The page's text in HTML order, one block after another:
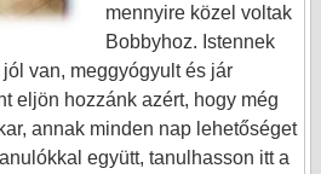
mennyire közel voltak
Bobbyhoz. Istennek
van, meggyógyult és jár
eljön hozzánk azért, hogy még
annak minden nap lehetőséget
együtt, tanulhasson itt a